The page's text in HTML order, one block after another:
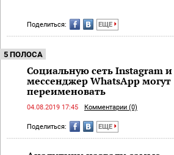
Поделиться: ЕЩЕ
5 ПОЛОСА
Социальную сеть Instagram и
мессенджер WhatsApp могут
переименовать
04.08.2019 17:45 Комментарии (0)
Поделиться: ЕЩЕ